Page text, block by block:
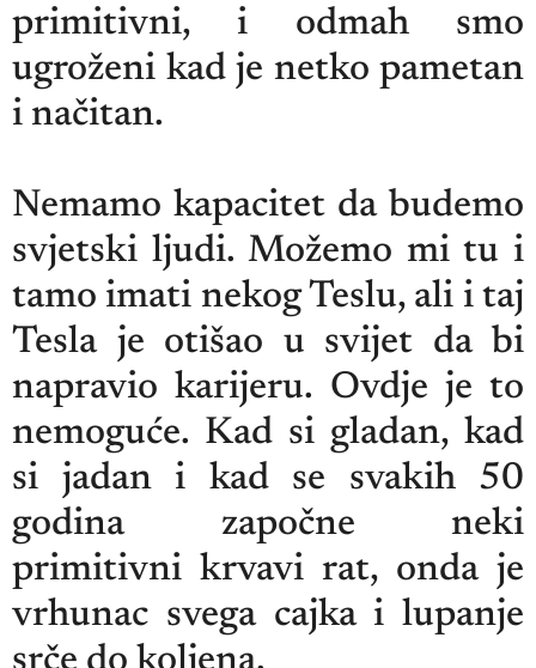
primitivni, i odmah smo
ugroženi kad je netko pametan
i načitan.
Nemamo kapacitet da budemo
svjetski ljudi. Možemo mi tu i
tamo imati nekog Teslu, ali i taj
Tesla je otišao u svijet da bi
napravio karijeru. Ovdje je to
nemoguće. Kad si gladan, kad
si jadan i kad se svakih 50
godina započne neki
primitivni krvavi rat, onda je
vrhunac svega cajka i lupanje